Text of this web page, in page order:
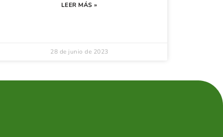
LEER MÁS »
28 de junio de 2023